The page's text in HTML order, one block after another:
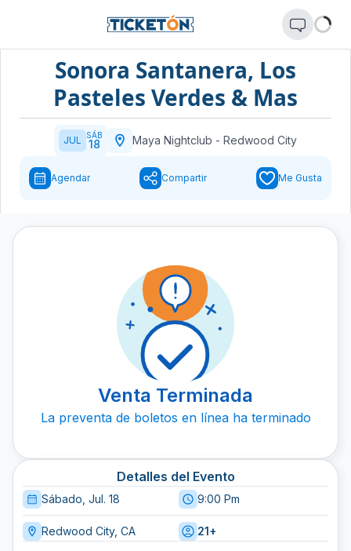
Sonora Santanera, Los
Pasteles Verdes & Mas
JUL SÁB
18 Maya Nightclub - Redwood City
Agendar Compartir Me Gusta
Venta Terminada
La preventa de boletos en línea ha terminado
Detalles del Evento
Sábado, Jul. 18 9:00 Pm
Redwood City, CA 21+